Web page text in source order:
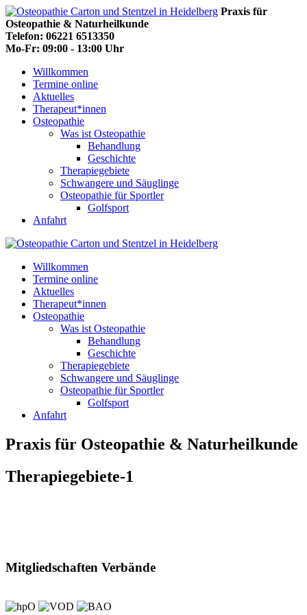
Praxis für
Osteopathie & Naturheilkunde
Telefon: 06221 6513350
Mo-Fr: 09:00 - 13:00 Uhr
Willkommen
Termine online
Aktuelles
Therapeut*innen
Osteopathie
Was ist Osteopathie
Behandlung
Geschichte
Therapiegebiete
Schwangere und Säuglinge
Osteopathie für Sportler
Golfsport
Anfahrt
Willkommen
Termine online
Aktuelles
Therapeut*innen
Osteopathie
Was ist Osteopathie
Behandlung
Geschichte
Therapiegebiete
Schwangere und Säuglinge
Osteopathie für Sportler
Golfsport
Anfahrt
Praxis für Osteopathie & Naturheilkunde
Therapiegebiete-1
Mitgliedschaften Verbände